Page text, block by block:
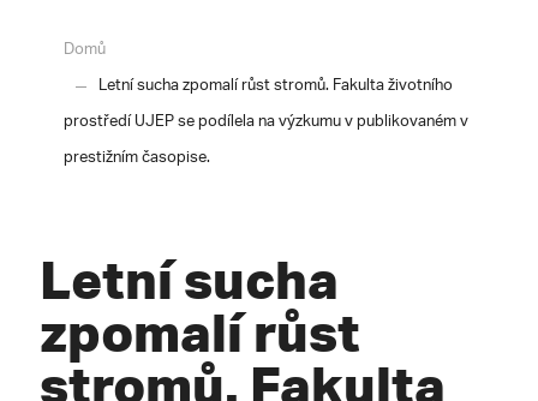
Domů
Letní sucha zpomalí růst stromů. Fakulta životního
prostředí UJEP se podílela na výzkumu v publikovaném v
prestižním časopise.
Letní sucha
zpomalí růst
stromů. Fakulta